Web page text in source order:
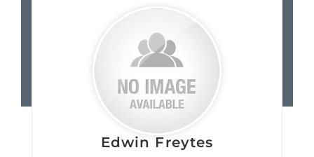
Junta Local Desarrollo
Adiestramientos
Eventos
Edwin Freytes